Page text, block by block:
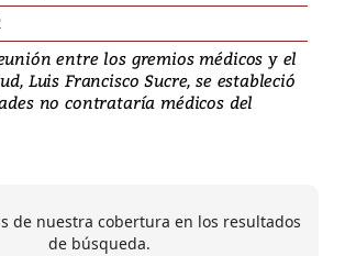
entre los gremios médicos y el
Luis Francisco Sucre, se estableció
no contrataría médicos del
de nuestra cobertura en los resultados
de búsqueda.